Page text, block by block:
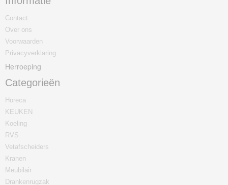
Contact
Over ons
Voorwaarden
Privacyverklaring
Herroeping
Categorieën
Horeca
KEUKEN
Koeling
RVS
Vetafscheiders
Kranen
Meubilair
Drankenrugzak